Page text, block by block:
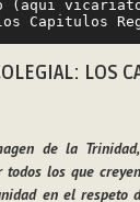
(aqui
Capitulos
LOS
de la
los que
en el respeto